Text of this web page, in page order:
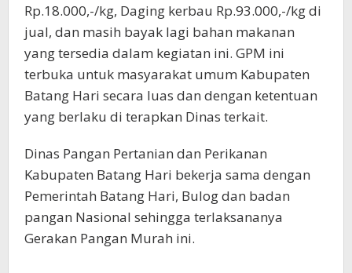
Rp.18.000,-/kg, Daging kerbau Rp.93.000,-/kg di
jual, dan masih bayak lagi bahan makanan
yang tersedia dalam kegiatan ini. GPM ini
terbuka untuk masyarakat umum Kabupaten
Batang Hari secara luas dan dengan ketentuan
yang berlaku di terapkan Dinas terkait.
Dinas Pangan Pertanian dan Perikanan
Kabupaten Batang Hari bekerja sama dengan
Pemerintah Batang Hari, Bulog dan badan
pangan Nasional sehingga terlaksananya
Gerakan Pangan Murah ini.